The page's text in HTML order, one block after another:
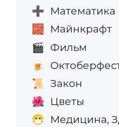
➕ Математика
🧱 Майнкрафт
🎬 Фильм
🍺
📜 Закон
🌺 Цветы
😷 Медицина,